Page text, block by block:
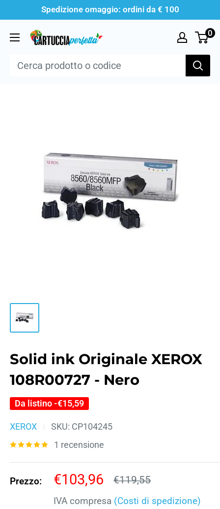
contenuto
Spedizione omaggio: ordini da € 100
Cartucciaperfetta 0
Solid ink Originale XEROX
108R00727 - Nero
Da listino -€15,59
XEROX SKU: CP104245
1 recensione
Prezzo:
Prezzo
scontato
€103,96 Prezzo
€119,55
IVA compresa (Costi di spedizione)